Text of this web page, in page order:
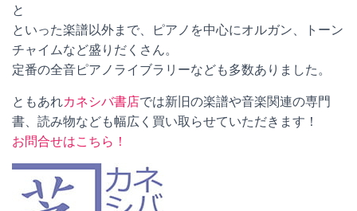
と
といった楽譜以外まで、ピアノを中心にオルガン、トーン
チャイムなど盛りだくさん。
定番の全音ピアノライブラリーなども多数ありました。
ともあれカネシバ書店では新旧の楽譜や音楽関連の専門
書、読み物なども幅広く買い取らせていただきます！
お問合せはこちら！